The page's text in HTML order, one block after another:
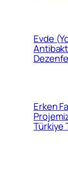
Evde
Erken
Türkiye